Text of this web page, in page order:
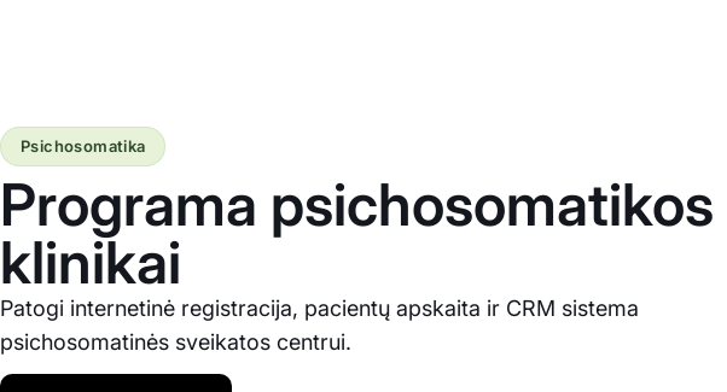
Programa psichosomatikos
klinikai
Patogi internetinė registracija, pacientų apskaita ir CRM sistema
psichosomatinės sveikatos centrui.
Psichosomatika